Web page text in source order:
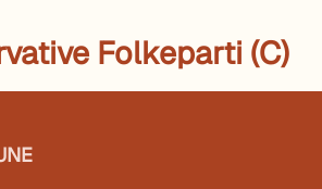
Folkeparti (C)